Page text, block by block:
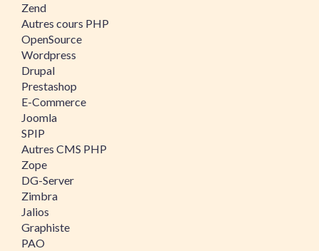
Zend
Autres cours PHP
OpenSource
Wordpress
Drupal
Prestashop
E-Commerce
Joomla
SPIP
Autres CMS PHP
Zope
DG-Server
Zimbra
Jalios
Graphiste
PAO